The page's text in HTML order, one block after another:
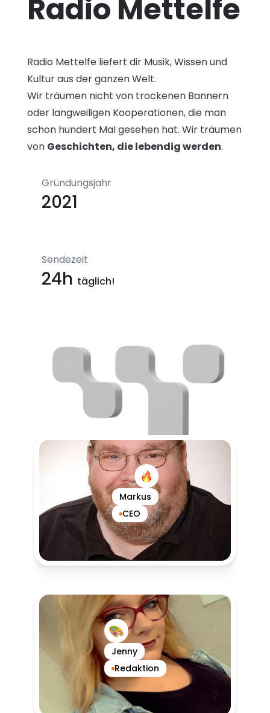
Radio Mettelfe
Radio Mettelfe liefert dir Musik, Wissen und
Kultur aus der ganzen Welt.
Wir träumen nicht von trockenen Bannern
oder langweiligen Kooperationen, die man
schon hundert Mal gesehen hat. Wir träumen
von Geschichten, die lebendig werden.
Gründungsjahr
2021
Sendezeit
24h täglich!
Markus
CEO
Jenny
Redaktion